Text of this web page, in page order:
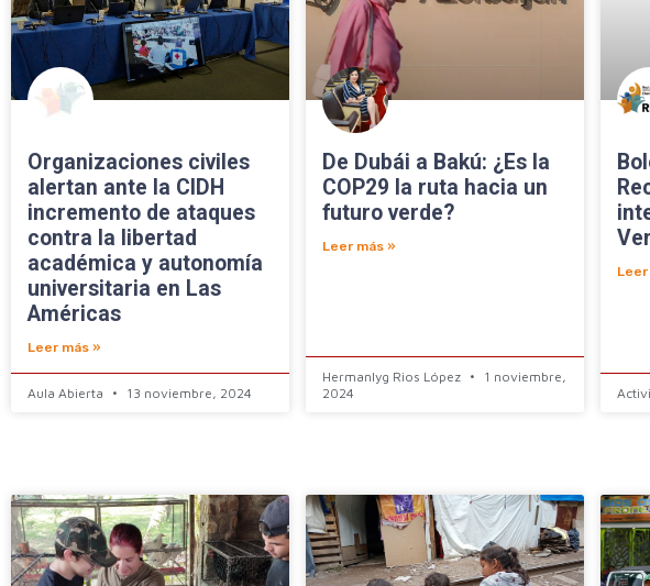
Organizaciones civiles
alertan ante la CIDH
incremento de ataques
contra la libertad
académica y autonomía
universitaria en Las
Américas
Leer más »
Aula Abierta 13 noviembre, 2024
De Dubái a Bakú: ¿Es la
COP29 la ruta hacia un
futuro verde?
Leer más »
Hermanlyg Rios López
1 noviembre,
2024
Leer